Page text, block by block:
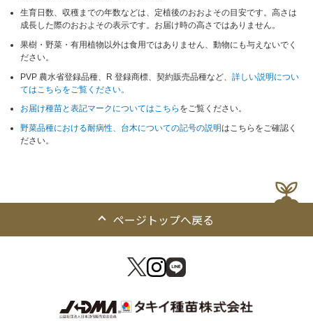
生育日数、収穫までの年数などは、定植後のおおよその目安です。高さは
成長した際のおおよその表示です。お届け時の高さではありません。
果樹・野菜・有用植物以外は食用ではありません、動物にも与えないでく
ださい。
PVP 農水省登録品種、R 登録商標、契約販売品種など、詳しい説明につい
てはこちらをご覧ください。
お届け種苗と表記マークについてはこちら をご覧ください。
野菜品種における耐病性、台木についての記号の説明はこちらをご確認く
ださい。
ページトップへ戻る